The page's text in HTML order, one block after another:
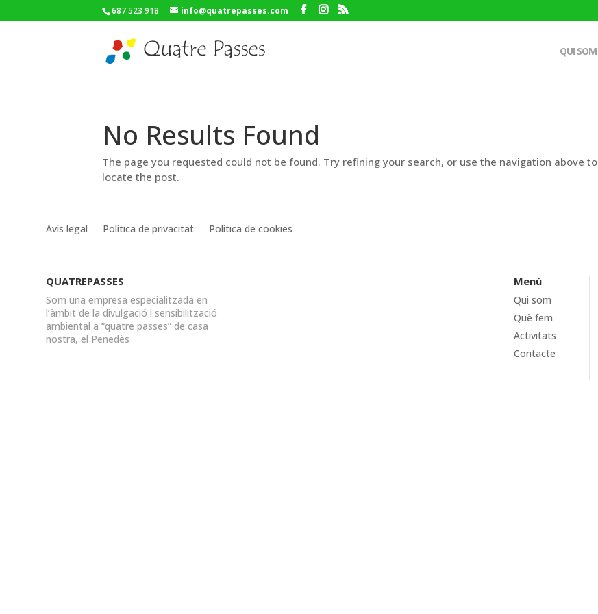
687 523 918 info@quatrepasses.com
QUI SOM
No Results Found
The page you requested could not be found. Try refining your search, or use the navigation above to
locate the post.
Avís legal Política de privacitat Política de cookies
QUATREPASSES
Som una empresa especialitzada en
l’àmbit de la divulgació i sensibilització
ambiental a “quatre passes” de casa
nostra, el Penedès
Menú
Qui som
Què fem
Activitats
Contacte